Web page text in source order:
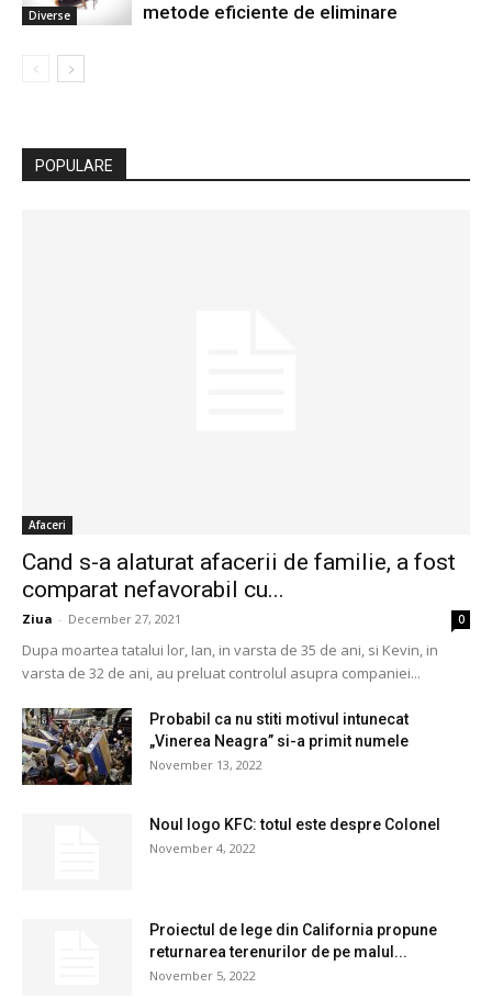
Diverse
metode eficiente de eliminare
POPULARE
Afaceri
Cand s-a alaturat afacerii de familie, a fost
comparat nefavorabil cu...
Ziua - December 27, 2021 0
Dupa moartea tatalui lor, Ian, in varsta de 35 de ani, si Kevin, in
varsta de 32 de ani, au preluat controlul asupra companiei...
Probabil ca nu stiti motivul intunecat
„Vinerea Neagra” si-a primit numele
November 13, 2022
Noul logo KFC: totul este despre Colonel
November 4, 2022
Proiectul de lege din California propune
returnarea terenurilor de pe malul...
November 5, 2022